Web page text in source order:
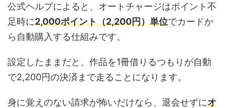
公式ヘルプによると、オートチャージはポイント不
足時に2,000ポイント（2,200円）単位でカードか
ら自動購入する仕組みです。
設定したままだと、作品を1冊借りるつもりが自動
で2,200円の決済まで走ることになります。
身に覚えのない請求が怖いだけなら、退会せずにオ